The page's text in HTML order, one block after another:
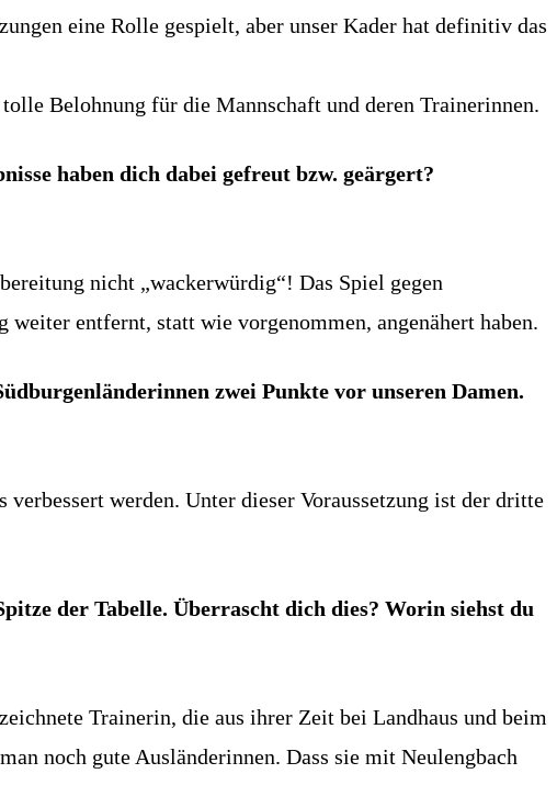
eine Rolle gespielt, aber unser Kader hat definitiv das
Belohnung für die Mannschaft und deren Trainerinnen.
haben dich dabei gefreut bzw. geärgert?
nicht „wackerwürdig“! Das Spiel gegen
entfernt, statt wie vorgenommen, angenähert haben.
zwei Punkte vor unseren Damen.
werden. Unter dieser Voraussetzung ist der dritte
der Tabelle. Überrascht dich dies? Worin siehst du
Trainerin, die aus ihrer Zeit bei Landhaus und beim
noch gute Ausländerinnen. Dass sie mit Neulengbach